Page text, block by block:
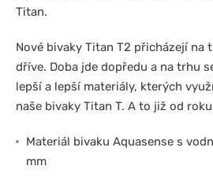
Titan.
Nové bivaky Titan T2 přicházejí na
dříve. Doba jde dopředu a na trhu
lepší a lepší materiály, kterých
naše bivaky Titan T. A to již od roku
Materiál bivaku Aquasense s
mm